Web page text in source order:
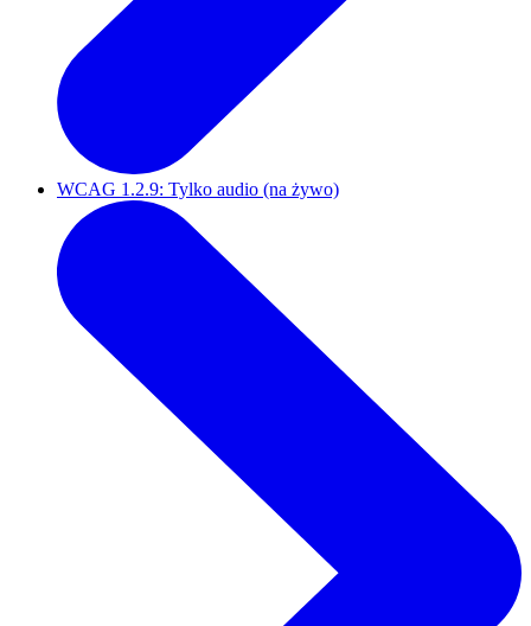
WCAG 1.2.9: Tylko audio (na żywo)